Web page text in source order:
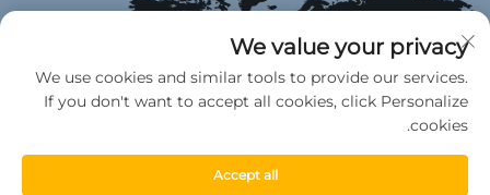
We value your privacy
We use cookies and similar tools to provide our services.
If you don't want to accept all cookies, click Personalize
cookies.
Accept all